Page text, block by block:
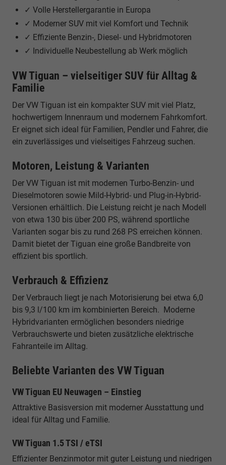
✓ Volle Herstellergarantie in Europa
✓ Moderner SUV mit viel Komfort und Technik
✓ Effiziente Benzin-, Diesel- und Hybridmotoren
✓ Individuelle Neubestellung ab Werk möglich
VW Tiguan – vielseitiger SUV für Alltag &
Familie
Der VW Tiguan ist ein kompakter SUV mit viel Platz,
hochwertigem Innenraum und modernem Fahrkomfort.
Er eignet sich ideal für Familien, Pendler und Fahrer, die
ein zuverlässiges und vielseitiges Fahrzeug suchen.
Motoren, Leistung & Varianten
Der VW Tiguan ist mit modernen Turbo-Benzin- und
Dieselmotoren sowie Mild-Hybrid- und Plug-in-Hybrid-
Versionen erhältlich. Die Leistung reicht je nach Modell
von etwa 130 bis über 200 PS, während sportliche
Varianten sogar bis zu rund 268 PS erreichen können.
Damit bietet der Tiguan eine große Bandbreite von
effizient bis sportlich.
Verbrauch & Effizienz
Der Verbrauch liegt je nach Motorisierung bei etwa 6,0
bis 9,3 l/100 km im kombinierten Bereich. Moderne
Hybridvarianten ermöglichen besonders niedrige
Verbrauchswerte und bieten zusätzliche elektrische
Fahranteile im Alltag.
Beliebte Varianten des VW Tiguan
VW Tiguan EU Neuwagen – Einstieg
Attraktive Basisversion mit moderner Ausstattung und
ideal für Alltag und Familie.
VW Tiguan 1.5 TSI / eTSI
Effizienter Benzinmotor mit guter Leistung und niedrigen